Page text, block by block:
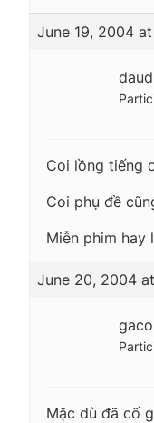
June 19, 2004 at
Coi lồng tiếng
Coi phụ đề
Miễn phim hay
June 20, 2004
Mặc dù đã cố